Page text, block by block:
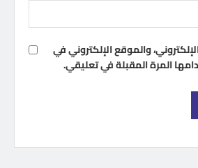
والموقع الإلكتروني في
المرة المقبلة في تعليقي.